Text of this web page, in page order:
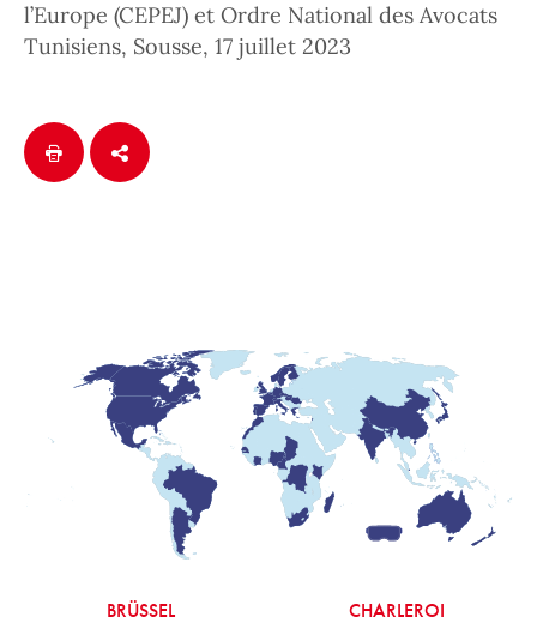
l’Europe (CEPEJ) et Ordre National des Avocats
Tunisiens, Sousse, 17 juillet 2023
BRÜSSEL CHARLEROI